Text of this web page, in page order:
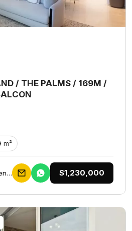
/ THE PALMS / 169M /
m²
Galceb Group Bienes Raices $1,230,000